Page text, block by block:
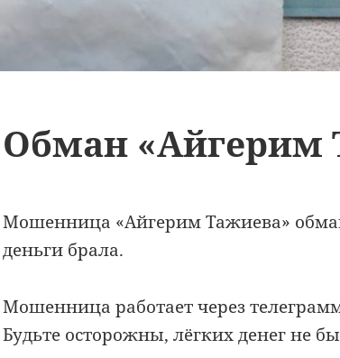
Обман «Айгерим
Мошенница «Айгерим Тажиева»
деньги брала.
Мошенница работает через
Будьте осторожны, лёгких денег не